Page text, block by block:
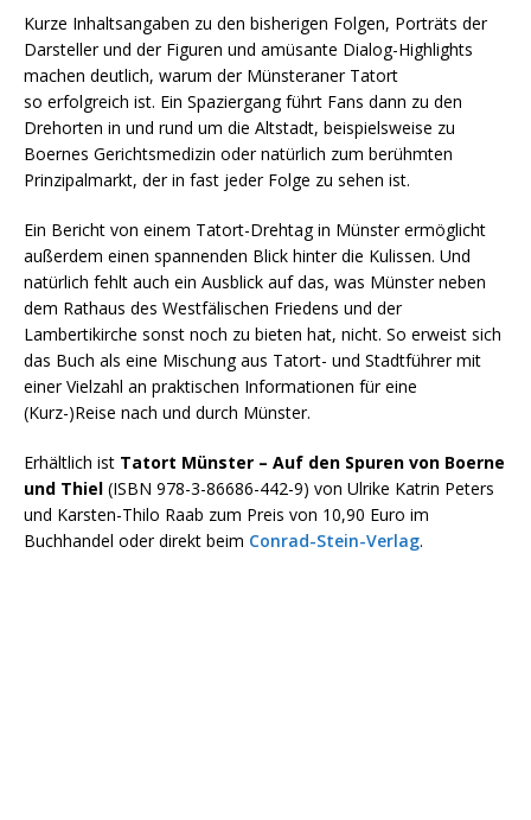
Kurze Inhaltsangaben zu den bisherigen Folgen, Porträts der
Darsteller und der Figuren und amüsante Dialog-Highlights
machen deutlich, warum der Münsteraner Tatort
so erfolgreich ist. Ein Spaziergang führt Fans dann zu den
Drehorten in und rund um die Altstadt, beispielsweise zu
Boernes Gerichtsmedizin oder natürlich zum berühmten
Prinzipalmarkt, der in fast jeder Folge zu sehen ist.
Ein Bericht von einem Tatort-Drehtag in Münster ermöglicht
außerdem einen spannenden Blick hinter die Kulissen. Und
natürlich fehlt auch ein Ausblick auf das, was Münster neben
dem Rathaus des Westfälischen Friedens und der
Lambertikirche sonst noch zu bieten hat, nicht. So erweist sich
das Buch als eine Mischung aus Tatort- und Stadtführer mit
einer Vielzahl an praktischen Informationen für eine
(Kurz-)Reise nach und durch Münster.
Erhältlich ist Tatort Münster – Auf den Spuren von Boerne
und Thiel (ISBN 978-3-86686-442-9) von Ulrike Katrin Peters
und Karsten-Thilo Raab zum Preis von 10,90 Euro im
Buchhandel oder direkt beim Conrad-Stein-Verlag.